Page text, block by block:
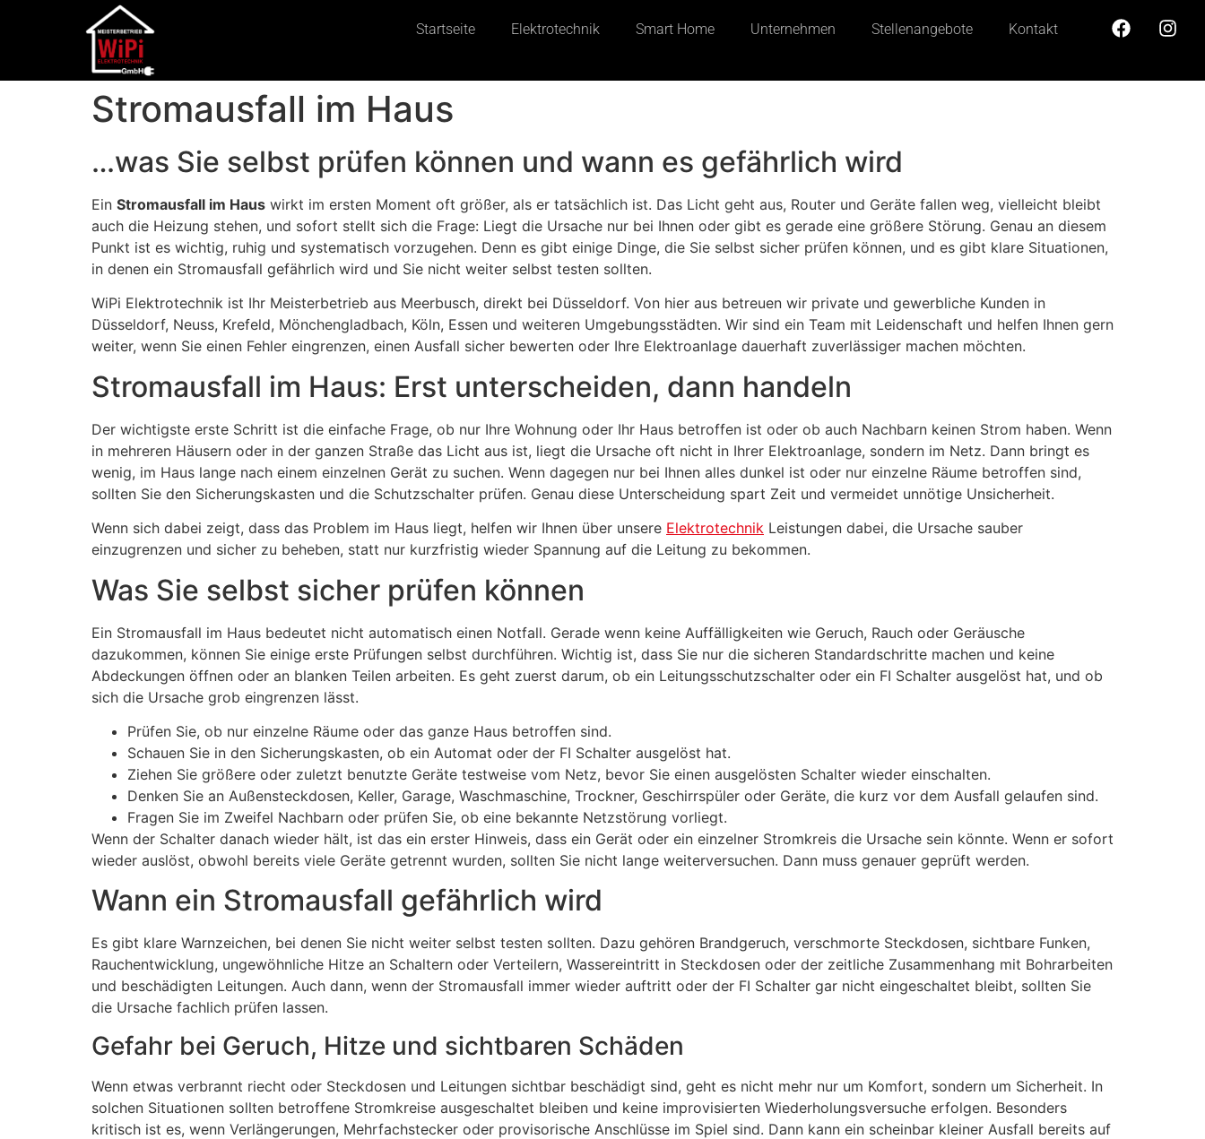
Startseite Elektrotechnik Smart Home Unternehmen Stellenangebote Kontakt
Stromausfall im Haus
…was Sie selbst prüfen können und wann es gefährlich wird
Ein Stromausfall im Haus wirkt im ersten Moment oft größer, als er tatsächlich ist. Das Licht geht aus, Router und Geräte fallen weg, vielleicht bleibt
auch die Heizung stehen, und sofort stellt sich die Frage: Liegt die Ursache nur bei Ihnen oder gibt es gerade eine größere Störung. Genau an diesem
Punkt ist es wichtig, ruhig und systematisch vorzugehen. Denn es gibt einige Dinge, die Sie selbst sicher prüfen können, und es gibt klare Situationen,
in denen ein Stromausfall gefährlich wird und Sie nicht weiter selbst testen sollten.
WiPi Elektrotechnik ist Ihr Meisterbetrieb aus Meerbusch, direkt bei Düsseldorf. Von hier aus betreuen wir private und gewerbliche Kunden in
Düsseldorf, Neuss, Krefeld, Mönchengladbach, Köln, Essen und weiteren Umgebungsstädten. Wir sind ein Team mit Leidenschaft und helfen Ihnen gern
weiter, wenn Sie einen Fehler eingrenzen, einen Ausfall sicher bewerten oder Ihre Elektroanlage dauerhaft zuverlässiger machen möchten.
Stromausfall im Haus: Erst unterscheiden, dann handeln
Der wichtigste erste Schritt ist die einfache Frage, ob nur Ihre Wohnung oder Ihr Haus betroffen ist oder ob auch Nachbarn keinen Strom haben. Wenn
in mehreren Häusern oder in der ganzen Straße das Licht aus ist, liegt die Ursache oft nicht in Ihrer Elektroanlage, sondern im Netz. Dann bringt es
wenig, im Haus lange nach einem einzelnen Gerät zu suchen. Wenn dagegen nur bei Ihnen alles dunkel ist oder nur einzelne Räume betroffen sind,
sollten Sie den Sicherungskasten und die Schutzschalter prüfen. Genau diese Unterscheidung spart Zeit und vermeidet unnötige Unsicherheit.
Wenn sich dabei zeigt, dass das Problem im Haus liegt, helfen wir Ihnen über unsere Elektrotechnik Leistungen dabei, die Ursache sauber
einzugrenzen und sicher zu beheben, statt nur kurzfristig wieder Spannung auf die Leitung zu bekommen.
Was Sie selbst sicher prüfen können
Ein Stromausfall im Haus bedeutet nicht automatisch einen Notfall. Gerade wenn keine Auffälligkeiten wie Geruch, Rauch oder Geräusche
dazukommen, können Sie einige erste Prüfungen selbst durchführen. Wichtig ist, dass Sie nur die sicheren Standardschritte machen und keine
Abdeckungen öffnen oder an blanken Teilen arbeiten. Es geht zuerst darum, ob ein Leitungsschutzschalter oder ein FI Schalter ausgelöst hat, und ob
sich die Ursache grob eingrenzen lässt.
Prüfen Sie, ob nur einzelne Räume oder das ganze Haus betroffen sind.
Schauen Sie in den Sicherungskasten, ob ein Automat oder der FI Schalter ausgelöst hat.
Ziehen Sie größere oder zuletzt benutzte Geräte testweise vom Netz, bevor Sie einen ausgelösten Schalter wieder einschalten.
Denken Sie an Außensteckdosen, Keller, Garage, Waschmaschine, Trockner, Geschirrspüler oder Geräte, die kurz vor dem Ausfall gelaufen sind.
Fragen Sie im Zweifel Nachbarn oder prüfen Sie, ob eine bekannte Netzstörung vorliegt.
Wenn der Schalter danach wieder hält, ist das ein erster Hinweis, dass ein Gerät oder ein einzelner Stromkreis die Ursache sein könnte. Wenn er sofort
wieder auslöst, obwohl bereits viele Geräte getrennt wurden, sollten Sie nicht lange weiterversuchen. Dann muss genauer geprüft werden.
Wann ein Stromausfall gefährlich wird
Es gibt klare Warnzeichen, bei denen Sie nicht weiter selbst testen sollten. Dazu gehören Brandgeruch, verschmorte Steckdosen, sichtbare Funken,
Rauchentwicklung, ungewöhnliche Hitze an Schaltern oder Verteilern, Wassereintritt in Steckdosen oder der zeitliche Zusammenhang mit Bohrarbeiten
und beschädigten Leitungen. Auch dann, wenn der Stromausfall immer wieder auftritt oder der FI Schalter gar nicht eingeschaltet bleibt, sollten Sie
die Ursache fachlich prüfen lassen.
Gefahr bei Geruch, Hitze und sichtbaren Schäden
Wenn etwas verbrannt riecht oder Steckdosen und Leitungen sichtbar beschädigt sind, geht es nicht mehr nur um Komfort, sondern um Sicherheit. In
solchen Situationen sollten betroffene Stromkreise ausgeschaltet bleiben und keine improvisierten Wiederholungsversuche erfolgen. Besonders
kritisch ist es, wenn Verlängerungen, Mehrfachstecker oder provisorische Anschlüsse im Spiel sind. Dann kann ein scheinbar kleiner Ausfall bereits auf